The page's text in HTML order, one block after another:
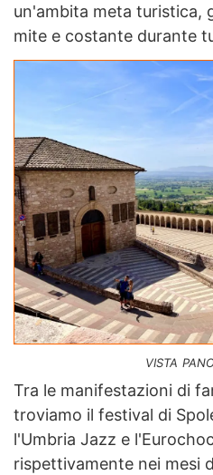
un'ambita meta turistica,
mite e costante durante
vista
Tra le manifestazioni di
troviamo il festival di
l'Umbria Jazz e
rispettivamente nei mesi